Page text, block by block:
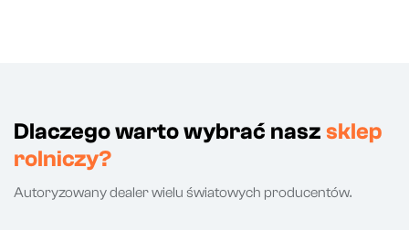
Dlaczego warto wybrać nasz sklep
rolniczy?
Autoryzowany dealer wielu światowych producentów.